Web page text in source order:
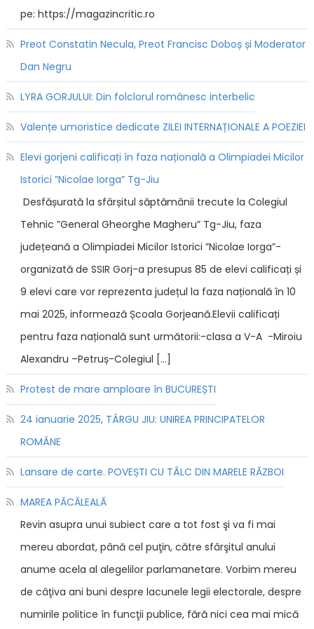
pe: https://magazincritic.ro
Preot Constatin Necula, Preot Francisc Doboș și Moderator
Dan Negru
LYRA GORJULUI: Din folclorul românesc interbelic
Valențe umoristice dedicate ZILEI INTERNAȚIONALE A POEZIEI
Elevi gorjeni calificați în faza națională a Olimpiadei Micilor
Istorici ”Nicolae Iorga” Tg-Jiu
Desfășurată la sfârșitul săptămânii trecute la Colegiul
Tehnic ”General Gheorghe Magheru” Tg-Jiu, faza
județeană a Olimpiadei Micilor Istorici ”Nicolae Iorga”-
organizată de SSIR Gorj-a presupus 85 de elevi calificați și
9 elevi care vor reprezenta județul la faza națională în 10
mai 2025, informează Școala Gorjeană.Elevii calificați
pentru faza națională sunt următorii:-clasa a V-A -Miroiu
Alexandru –Petruș-Colegiul […]
Protest de mare amploare în BUCUREȘTI
24 ianuarie 2025, TÂRGU JIU: UNIREA PRINCIPATELOR
ROMÂNE
Lansare de carte. POVEȘTI CU TÂLC DIN MARELE RĂZBOI
MAREA PĂCĂLEALĂ
Revin asupra unui subiect care a tot fost şi va fi mai
mereu abordat, până cel puţin, către sfârşitul anului
anume acela al alegelilor parlamanetare. Vorbim mereu
de câţiva ani buni despre lacunele legii electorale, despre
numirile politice în funcţii publice, fără nici cea mai mică